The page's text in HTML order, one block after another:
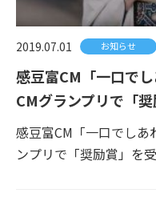
2019.07.01 お知らせ
感豆富CM「一口で
CMグランプリで「
感豆富CM「一口でしあ
ンプリで「奨励賞」を